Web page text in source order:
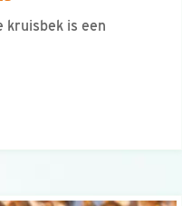
kruisbek is een